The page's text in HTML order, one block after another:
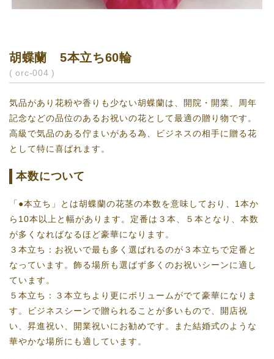
胡蝶蘭 5本立ち60輪
( orc-004 )
気品があり花粉や香りも少ない胡蝶蘭は、開院・開業、周年
記念などの品位のあるお祝いの花として最適の贈り物です。
高級で気品のある佇まいがある為、ビジネスの相手に贈る花
として特に喜ばれます。
本数について
「●本立ち」とは胡蝶蘭の花茎の本数を意味しており、1本か
ら10本以上と幅があります。定番は３本、５本となり、本数
が多くなればなるほど豪華になります。
３本立ち：お祝いで最も多く選ばれるのが３本立ちで定番と
なっています。飾る場所も選ばず多くのお祝いシーンに適し
ています。
５本立ち：３本立ちより更にボリュームがでて豪華になりま
す。ビジネスシーンで贈られることが多いもので、開店祝
い、昇進祝い、開業祝いにお勧めです。また結婚式のような
華やかな場所にも適しています。